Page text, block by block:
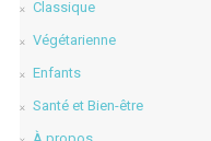
Classique
Végétarienne
Enfants
Santé et Bien-être